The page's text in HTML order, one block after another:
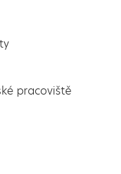
pracoviště